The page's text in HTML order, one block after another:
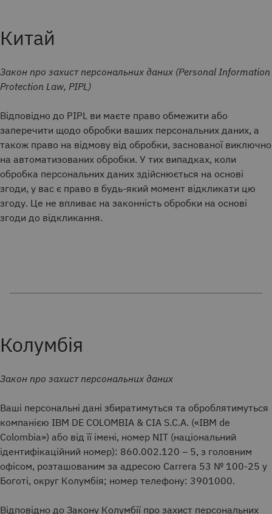
Китай
Закон про захист персональних даних (Personal Information
Protection Law, PIPL)
Відповідно до PIPL ви маєте право обмежити або
заперечити щодо обробки ваших персональних даних, а
також право на відмову від обробки, заснованої виключно
на автоматизованих обробки. У тих випадках, коли
обробка персональних даних здійснюється на основі
згоди, у вас є право в будь-який момент відкликати цю
згоду. Це не впливає на законність обробки на основі
згоди до відкликання.
Колумбія
Закон про захист персональних даних
Ваші персональні дані збиратимуться та оброблятимуться
компанією IBM DE COLOMBIA & CIA S.C.A. («IBM de
Colombia») або від її імені, номер NIT (національний
ідентифікаційний номер): 860.002.120 – 5, з головним
офісом, розташованим за адресою Carrera 53 № 100-25 у
Боготі, округ Колумбія; номер телефону: 3901000.
Відповідно до Закону Колумбії про захист персональних